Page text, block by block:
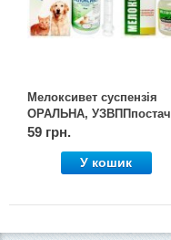
Мелоксивет суспензія
ОРАЛЬНА, УЗВППпостач
59 грн.
У кошик